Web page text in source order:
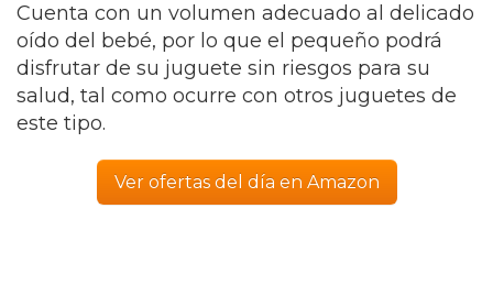
Cuenta con un volumen adecuado al delicado
oído del bebé, por lo que el pequeño podrá
disfrutar de su juguete sin riesgos para su
salud, tal como ocurre con otros juguetes de
este tipo.
Ver ofertas del día en Amazon